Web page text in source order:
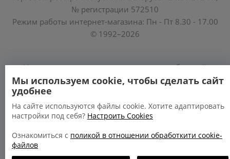
№ регистрации 572510
Режим работы интернет-магазина: Пн - Пт 8.30 - 17.00
© 1992–2026
Уполномоченные по защите прав потребителей
облисполкомов, Минского горисполкома:
https://www.mart.gov.by/activity/zashchita-prav-
potrebiteley/
БРЕСТСКАЯ ОБЛАСТЬ тел. (80162) 26 97 69;
Мы используем cookie, чтобы сделать сайт
удобнее
На сайте используются файлы cookie. Хотите адаптировать
настройки под себя? Настроить Cookies
Ознакомиться с поликой в отношении обработкити cookie-
файлов